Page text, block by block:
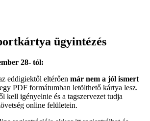
ügyintézés
28- tól:
eddigiektől eltérően már nem a jól ismert
PDF formátumban letölthető kártya lesz.
kell igényelnie és a tagszervezet tudja
online felületein.